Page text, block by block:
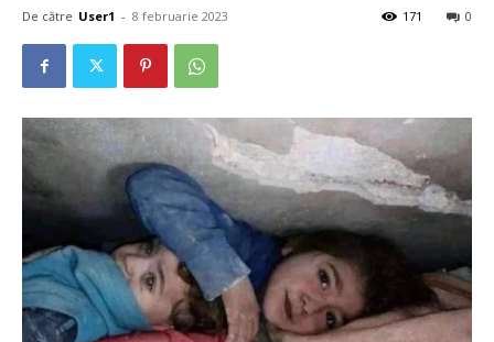
De către User1 - 8 februarie 2023 0
171